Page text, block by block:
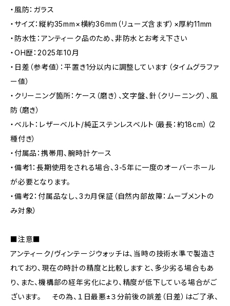
・風防：ガラス
・サイズ：縦約35mm×横約36mm（リューズ含まず）×厚約11mm
・防水性：アンティーク品のため、非防水とお考え下さい
・OH歴：2025年10月
・日差（参考値）：平置き1分以内に調整しています（タイムグラファ
ー値）
・クリーニング箇所：ケース（磨き）、文字盤、針（クリーニング）、風
防（磨き）
・ベルト：レザーベルト/純正ステンレスベルト（最長：約18cm）（2
種付き）
・付属品：携帯用、腕時計ケース
・備考1：長期使用をされる場合、3-5年に一度のオーバーホール
が必要となります。
・備考2：付属品なし、3カ月保証（自然内部故障：ムーブメントの
み対象）
■注意■
アンティーク/ヴィンテージウォッチは、当時の技術水準で製造さ
れており、現在の時計の精度と比較しますと、多少劣る場合もあ
り、また、機構部の経年劣化により、精度が低下している場合がご
ざいます。 その為、１日最悪±３分前後の誤差（日差）はご了承、